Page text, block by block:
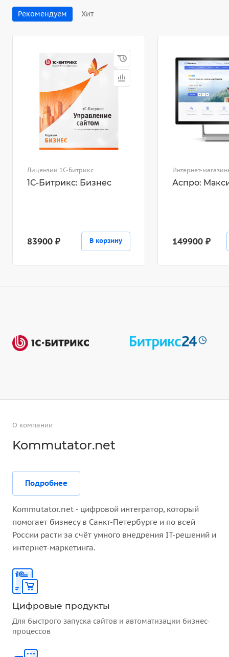
Рекомендуем Хит
Лицензии 1С-Битрикс
1С-Битрикс: Бизнес
83900 ₽ В корзину
Интернет-
Аспро:
149900 ₽
О компании
Kommutator.net
Подробнее
Kommutator.net - цифровой интегратор, который
помогает бизнесу в Санкт-Петербурге и по всей
России расти за счёт умного внедрения IT-решений и
интернет-маркетинга.
Цифровые продукты
Для быстрого запуска сайтов и автоматизации бизнес-
процессов